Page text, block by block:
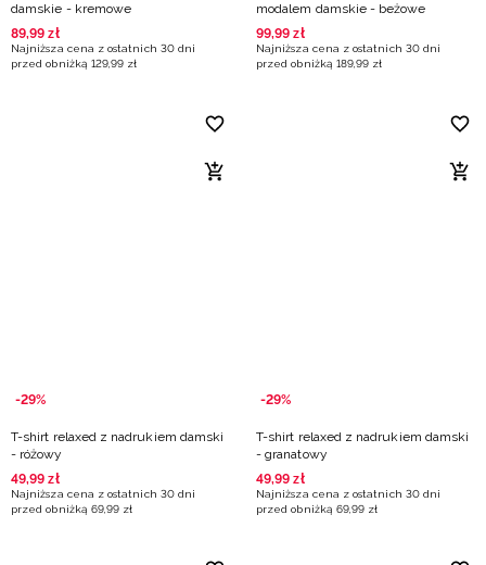
damskie - kremowe
89,99 zł
Najniższa cena z ostatnich 30 dni
przed obniżką 129,99 zł
modalem damskie - beżowe
99,99 zł
Najniższa cena z ostatnich 30 dni
przed obniżką 189,99 zł
-29%
T-shirt relaxed z nadrukiem damski
- różowy
49,99 zł
Najniższa cena z ostatnich 30 dni
przed obniżką 69,99 zł
-29%
T-shirt relaxed z nadrukiem damski
- granatowy
49,99 zł
Najniższa cena z ostatnich 30 dni
przed obniżką 69,99 zł